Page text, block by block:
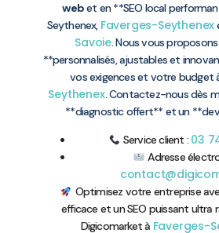
webet en **SEO local
Seythenex, Faverges-Seythenex
Savoie. Nous vous
**personnalisés, ajustables et
vos exigences et votre budget
Seythenex. Contactez-nous dès
**diagnostic offert** et un
Service client : 03
Adresse
Optimisez votre entreprise
efficace et un SEO puissant ultra
Digicomarket à Faverges-